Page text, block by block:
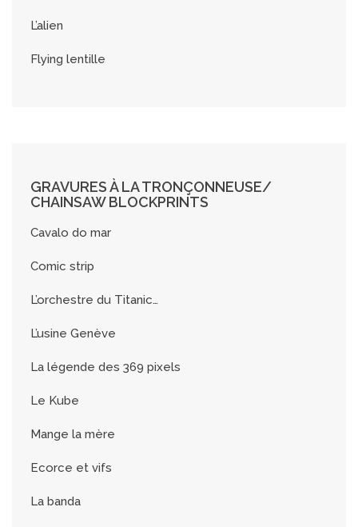
L’alien
Flying lentille
GRAVURES À LA TRONÇONNEUSE/
CHAINSAW BLOCKPRINTS
Cavalo do mar
Comic strip
L’orchestre du Titanic…
L’usine Genève
La légende des 369 pixels
Le Kube
Mange la mère
Ecorce et vifs
La banda